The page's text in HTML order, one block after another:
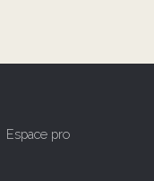
Espace pro